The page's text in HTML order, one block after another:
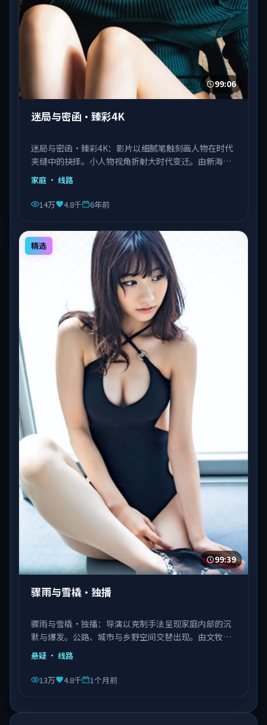
99:06
迷局与密函·臻彩4K
迷局与密函·臻彩4K：影片以细腻笔触刻画人物在时代
夹缝中的抉择。小人物视角折射大时代变迁。由新海诚
执导，刘德华、王景春、王凯等主演，泰国出品，类型
为家庭。
家庭 · 线路
14万 4.8千 6年前
精选
99:39
骤雨与雪橇·独播
骤雨与雪橇·独播：导演以克制手法呈现家庭内部的沉
默与爆发。公路、城市与乡野空间交替出现。由文牧野
执导，秦海璐、文淇、邓恩熙等主演，意大利出品，类
型为悬疑。
悬疑 · 线路
13万 4.8千 1个月前